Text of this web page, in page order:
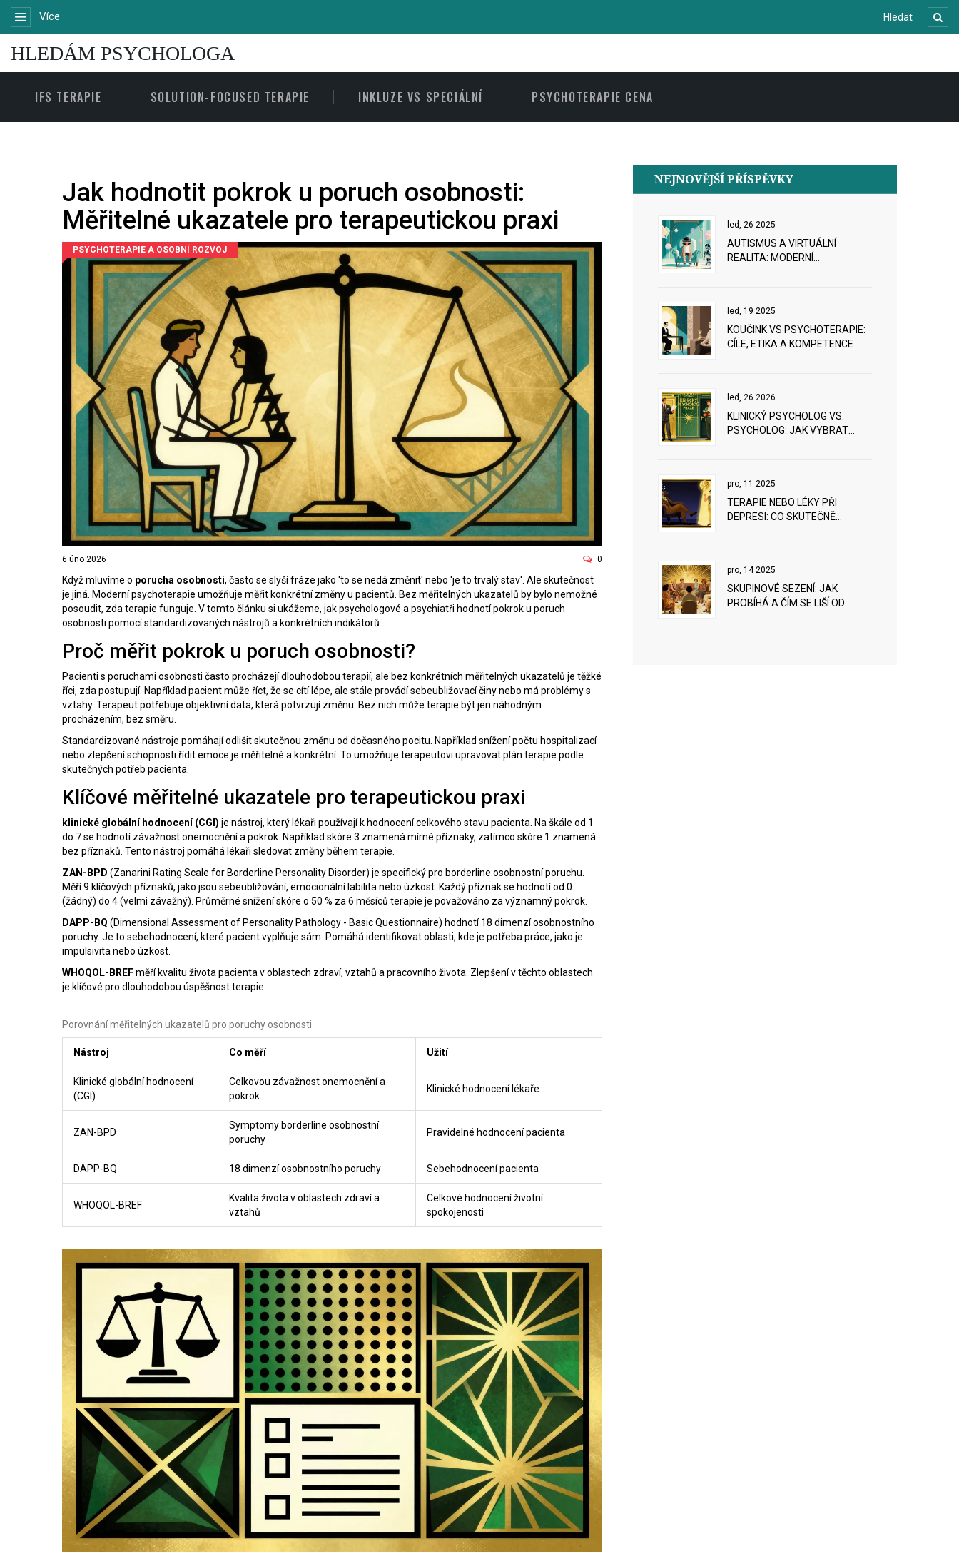
Více
HLEDÁM PSYCHOLOGA
IFS TERAPIE SOLUTION-FOCUSED TERAPIE INKLUZE VS SPECIÁLNÍ PSYCHOTERAPIE CENA
Jak hodnotit pokrok u poruch osobnosti:
Měřitelné ukazatele pro terapeutickou praxi
PSYCHOTERAPIE A OSOBNÍ ROZVOJ
6 úno 2026 0
Když mluvíme o porucha osobnosti, často se slyší fráze jako 'to se nedá změnit' nebo 'je to trvalý stav'. Ale skutečnost
je jiná. Moderní psychoterapie umožňuje měřit konkrétní změny u pacientů. Bez měřitelných ukazatelů by bylo nemožné
posoudit, zda terapie funguje. V tomto článku si ukážeme, jak psychologové a psychiatři hodnotí pokrok u poruch
osobnosti pomocí standardizovaných nástrojů a konkrétních indikátorů.
Proč měřit pokrok u poruch osobnosti?
Pacienti s poruchami osobnosti často procházejí dlouhodobou terapií, ale bez konkrétních měřitelných ukazatelů je těžké
říci, zda postupují. Například pacient může říct, že se cítí lépe, ale stále provádí sebeubližovací činy nebo má problémy s
vztahy. Terapeut potřebuje objektivní data, která potvrzují změnu. Bez nich může terapie být jen náhodným
procházením, bez směru.
Standardizované nástroje pomáhají odlišit skutečnou změnu od dočasného pocitu. Například snížení počtu hospitalizací
nebo zlepšení schopnosti řídit emoce je měřitelné a konkrétní. To umožňuje terapeutovi upravovat plán terapie podle
skutečných potřeb pacienta.
Klíčové měřitelné ukazatele pro terapeutickou praxi
klinické globální hodnocení (CGI) je nástroj, který lékaři používají k hodnocení celkového stavu pacienta. Na škále od 1
do 7 se hodnotí závažnost onemocnění a pokrok. Například skóre 3 znamená mírné příznaky, zatímco skóre 1 znamená
bez příznaků. Tento nástroj pomáhá lékaři sledovat změny během terapie.
ZAN-BPD (Zanarini Rating Scale for Borderline Personality Disorder) je specifický pro borderline osobnostní poruchu.
Měří 9 klíčových příznaků, jako jsou sebeubližování, emocionální labilita nebo úzkost. Každý příznak se hodnotí od 0
(žádný) do 4 (velmi závažný). Průměrné snížení skóre o 50 % za 6 měsíců terapie je považováno za významný pokrok.
DAPP-BQ (Dimensional Assessment of Personality Pathology - Basic Questionnaire) hodnotí 18 dimenzí osobnostního
poruchy. Je to sebehodnocení, které pacient vyplňuje sám. Pomáhá identifikovat oblasti, kde je potřeba práce, jako je
impulsivita nebo úzkost.
WHOQOL-BREFměří kvalitu života pacienta v oblastech zdraví, vztahů a pracovního života. Zlepšení v těchto oblastech
je klíčové pro dlouhodobou úspěšnost terapie.
Porovnání měřitelných ukazatelů pro poruchy osobnosti
Nástroj Co měří Užití
Klinické globální hodnocení
(CGI)
Celkovou závažnost onemocnění a
pokrok
Klinické hodnocení lékaře
ZAN-BPD
Symptomy borderline osobnostní
poruchy
Pravidelné hodnocení pacienta
DAPP-BQ 18 dimenzí osobnostního poruchy Sebehodnocení pacienta
WHOQOL-BREF
Kvalita života v oblastech zdraví a
vztahů
Celkové hodnocení životní
spokojenosti
NEJNOVĚJŠÍ PŘÍSPĚVKY
led, 26 2025
AUTISMUS A VIRTUÁLNÍ
REALITA: MODERNÍ
led, 19 2025
KOUČINK VS PSYCHOTERAPIE:
CÍLE, ETIKA A KOMPETENCE
led, 26 2026
KLINICKÝ PSYCHOLOG VS.
PSYCHOLOG: JAK VYBRAT
pro, 11 2025
TERAPIE NEBO LÉKY PŘI
DEPRESI: CO SKUTEČNĚ
pro, 14 2025
SKUPINOVÉ SEZENÍ: JAK
PROBÍHÁ A ČÍM SE LIŠÍ OD